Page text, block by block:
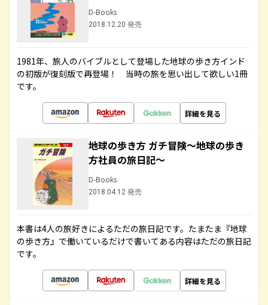
D-Books
2018.12.20 発売
1981年、旅人のバイブルとして登場した地球の歩き方インド
の初版が復刻版で再登場！ 当時の旅を思い出して欲しい1冊
です。
詳細を見る
地球の歩き方 ガチ冒険～地球の歩き
方社員の旅日記～
D-Books
2018.04.12 発売
本書は4人の旅好きによるただの旅日記です。たまたま『地球
の歩き方』で働いているだけで書いてある内容はただの旅日記
です。
詳細を見る